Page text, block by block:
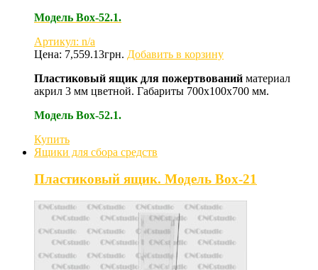
Модель Box-52.1.
Артикул: n/a
Цена: 7,559.13грн. Добавить в корзину
Пластиковый ящик для пожертвований материал
акрил 3 мм цветной. Габариты 700х100х700 мм.
Модель Box-52.1.
Купить
Ящики для сбора средств
Пластиковый ящик. Модель Box-21